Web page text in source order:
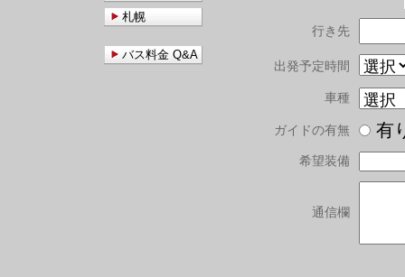
行き先
出発予定時間
車種
ガイドの有無
希望装備
通信欄
札幌
バス料金 Q&A